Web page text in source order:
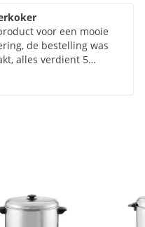
voor een mooie
de bestelling was
alles verdient 5